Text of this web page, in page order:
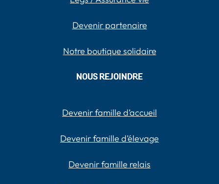
Devenir partenaire
Notre boutique solidaire
NOUS REJOINDRE
Devenir famille d’accueil
Devenir famille d’élevage
Devenir famille relais